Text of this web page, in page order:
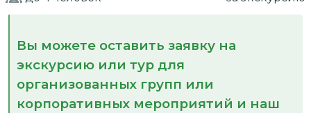
Вы можете оставить заявку на
экскурсию или тур для
организованных групп или
корпоративных мероприятий и наш